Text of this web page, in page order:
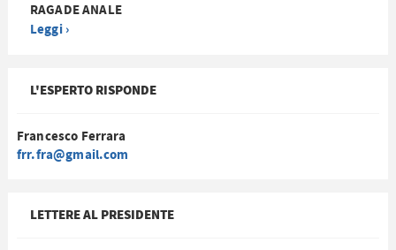
RAGADE ANALE
Leggi ›
L'ESPERTO RISPONDE
Francesco Ferrara
frr.fra@gmail.com
LETTERE AL PRESIDENTE